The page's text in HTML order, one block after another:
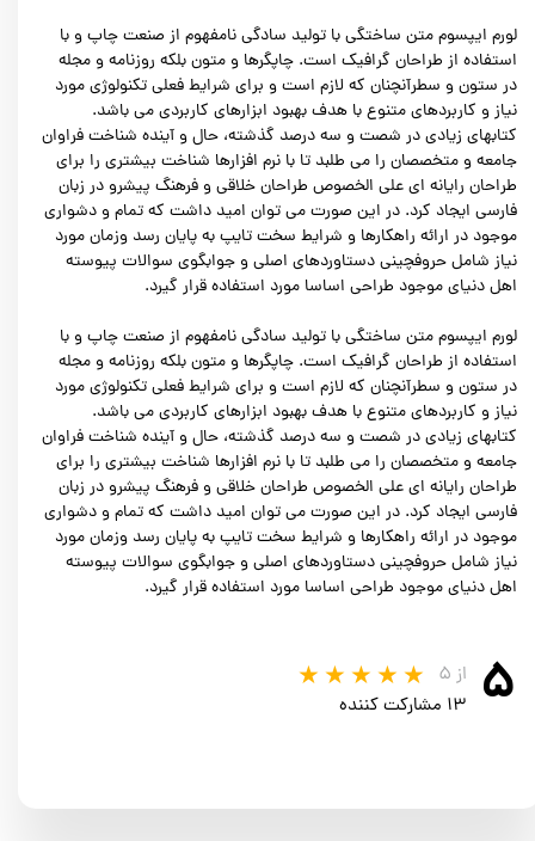
لورم ایپسوم متن ساختگی با تولید سادگی نامفهوم از صنعت چاپ و با
استفاده از طراحان گرافیک است. چاپگرها و متون بلکه روزنامه و مجله
در ستون و سطرآنچنان که لازم است و برای شرایط فعلی تکنولوژی مورد
نیاز و کاربردهای متنوع با هدف بهبود ابزارهای کاربردی می باشد.
کتابهای زیادی در شصت و سه درصد گذشته، حال و آینده شناخت فراوان
جامعه و متخصصان را می طلبد تا با نرم افزارها شناخت بیشتری را برای
طراحان رایانه ای علی الخصوص طراحان خلاقی و فرهنگ پیشرو در زبان
فارسی ایجاد کرد. در این صورت می توان امید داشت که تمام و دشواری
موجود در ارائه راهکارها و شرایط سخت تایپ به پایان رسد وزمان مورد
نیاز شامل حروفچینی دستاوردهای اصلی و جوابگوی سوالات پیوسته
اهل دنیای موجود طراحی اساسا مورد استفاده قرار گیرد.
لورم ایپسوم متن ساختگی با تولید سادگی نامفهوم از صنعت چاپ و با
استفاده از طراحان گرافیک است. چاپگرها و متون بلکه روزنامه و مجله
در ستون و سطرآنچنان که لازم است و برای شرایط فعلی تکنولوژی مورد
نیاز و کاربردهای متنوع با هدف بهبود ابزارهای کاربردی می باشد.
کتابهای زیادی در شصت و سه درصد گذشته، حال و آینده شناخت فراوان
جامعه و متخصصان را می طلبد تا با نرم افزارها شناخت بیشتری را برای
طراحان رایانه ای علی الخصوص طراحان خلاقی و فرهنگ پیشرو در زبان
فارسی ایجاد کرد. در این صورت می توان امید داشت که تمام و دشواری
موجود در ارائه راهکارها و شرایط سخت تایپ به پایان رسد وزمان مورد
نیاز شامل حروفچینی دستاوردهای اصلی و جوابگوی سوالات پیوسته
اهل دنیای موجود طراحی اساسا مورد استفاده قرار گیرد.
۵ از ۵
۱۳ مشارکت کننده